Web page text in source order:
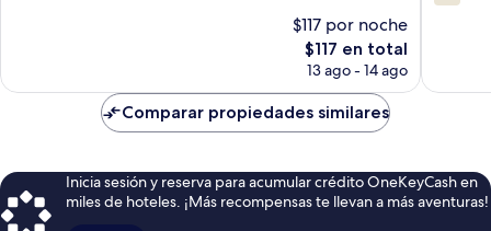
$117 por noche
El
precio
es
$117 en total
13 ago - 14 ago
de
Comparar propiedades similares
Inicia sesión y reserva para acumular crédito OneKeyCash en
miles de hoteles. ¡Más recompensas te llevan a más aventuras!